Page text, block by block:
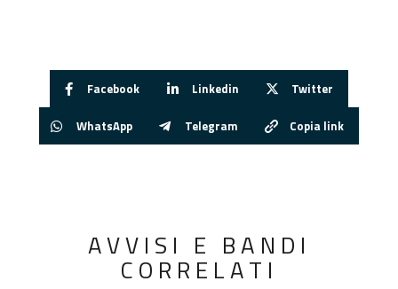
Facebook Linkedin Twitter
WhatsApp Telegram Copia link
AVVISI E BANDI
CORRELATI